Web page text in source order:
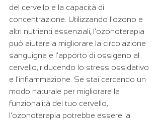
del cervello e la capacità di
concentrazione. Utilizzando l'ozono e
altri nutrienti essenziali, l'ozonoterapia
può aiutare a migliorare la circolazione
sanguigna e l'apporto di ossigeno al
cervello, riducendo lo stress ossidativo
e l'infiammazione. Se stai cercando un
modo naturale per migliorare la
funzionalità del tuo cervello,
l'ozonoterapia potrebbe essere la